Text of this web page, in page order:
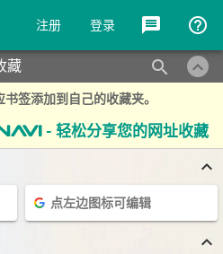
注册 登录 message help_outline
藏 keyboard_arrow_up
search
签添加到自己的收藏夹。
- 轻松分享您的网址收藏
keyboard_arrow_up
点左边图标可编辑
keyboard_arrow_up